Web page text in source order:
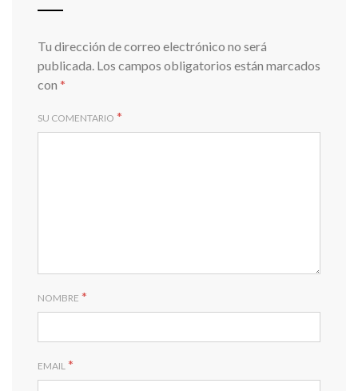
Tu dirección de correo electrónico no será
publicada. Los campos obligatorios están marcados
con *
SU COMENTARIO *
NOMBRE *
EMAIL *